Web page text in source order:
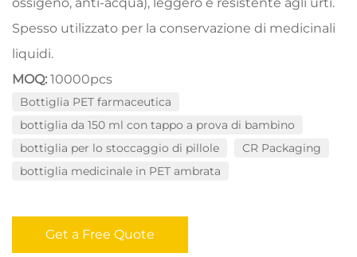
Spesso utilizzato per la conservazione di medicinali
liquidi.
MOQ: 10000pcs
Bottiglia PET farmaceutica
bottiglia da 150 ml con tappo a prova di bambino
bottiglia per lo stoccaggio di pillole
CR Packaging
bottiglia medicinale in PET ambrata
Get a Free Quote